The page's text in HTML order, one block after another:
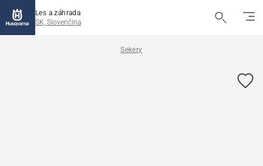
Les a záhrada
SK, Slovenčina
Sekery